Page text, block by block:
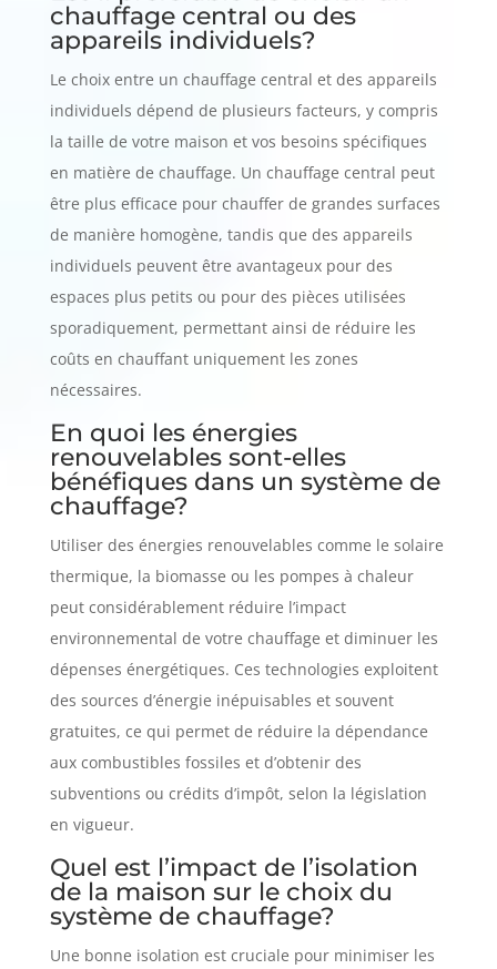
chauffage central ou des
appareils individuels?
Le choix entre un chauffage central et des appareils
individuels dépend de plusieurs facteurs, y compris
la taille de votre maison et vos besoins spécifiques
en matière de chauffage. Un chauffage central peut
être plus efficace pour chauffer de grandes surfaces
de manière homogène, tandis que des appareils
individuels peuvent être avantageux pour des
espaces plus petits ou pour des pièces utilisées
sporadiquement, permettant ainsi de réduire les
coûts en chauffant uniquement les zones
nécessaires.
En quoi les énergies
renouvelables sont-elles
bénéfiques dans un système de
chauffage?
Utiliser des énergies renouvelables comme le solaire
thermique, la biomasse ou les pompes à chaleur
peut considérablement réduire l’impact
environnemental de votre chauffage et diminuer les
dépenses énergétiques. Ces technologies exploitent
des sources d’énergie inépuisables et souvent
gratuites, ce qui permet de réduire la dépendance
aux combustibles fossiles et d’obtenir des
subventions ou crédits d’impôt, selon la législation
en vigueur.
Quel est l’impact de l’isolation
de la maison sur le choix du
système de chauffage?
Une bonne isolation est cruciale pour minimiser les